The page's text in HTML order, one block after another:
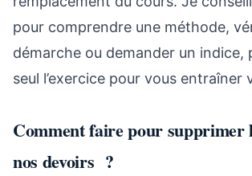
pour comprendre une méthode,
démarche ou demander un indice,
seul l’exercice pour vous entraîner
Comment faire pour supprimer
nos devoirs ?